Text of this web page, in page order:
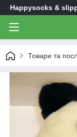
Happysocks &
Товари та